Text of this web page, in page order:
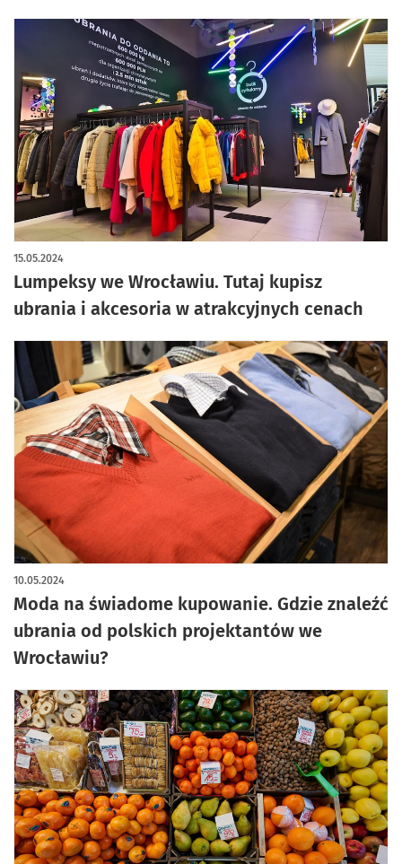
Lumpeksy we Wrocławiu. Tutaj kupisz
ubrania i akcesoria w atrakcyjnych cenach
15.05.2024
Moda na świadome kupowanie. Gdzie znaleźć
ubrania od polskich projektantów we
Wrocławiu?
10.05.2024